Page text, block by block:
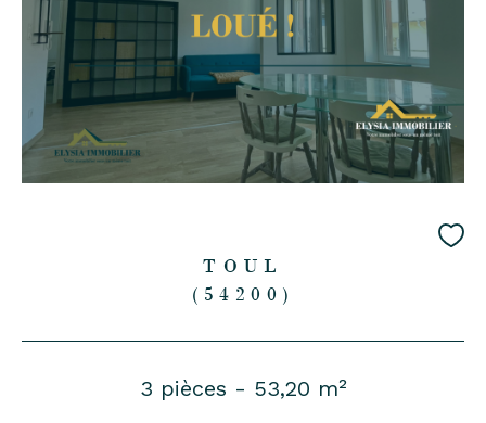
TOUL
(54200)
3 pièces - 53,20 m²